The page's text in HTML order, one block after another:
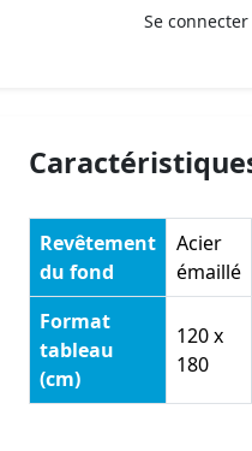
Se
Revêtement
du fond
Acier
émaillé
Format
tableau
(cm)
120 x
180